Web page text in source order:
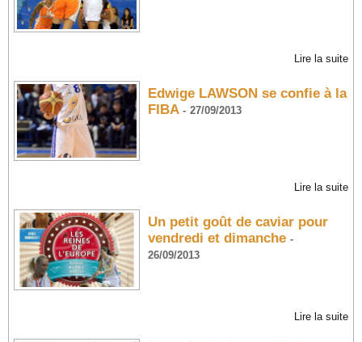
Lire la suite
Edwige LAWSON se confie à la
FIBA - 27/09/2013
Lire la suite
Un petit goût de caviar pour
vendredi et dimanche -
26/09/2013
Lire la suite